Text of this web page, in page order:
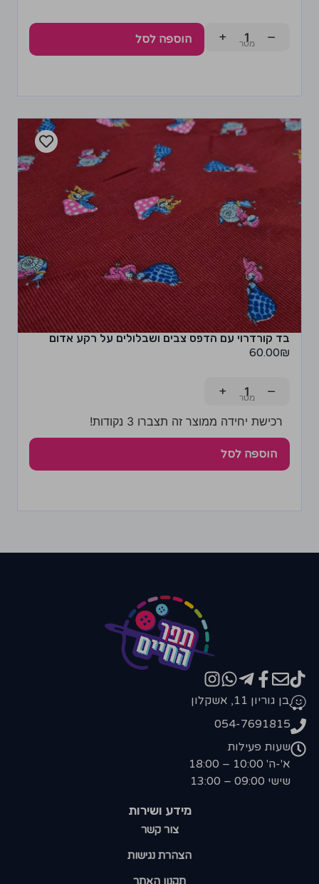
−
+ הוספה לסל
בד קורדרוי עם הדפס צבים ושבלולים על רקע אדום
60.00₪
−
+
רכישת יחידה ממוצר זה תצברו 3 נקודות!
הוספה לסל
מידע ושירות
צור קשר
הצהרת נגישות
תקנון האתר
בן גוריון 11, אשקלון
054-7691815
שעות פעילות
א'-ה' 10:00 – 18:00
שישי 09:00 – 13:00